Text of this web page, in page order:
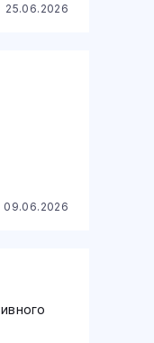
25.06.2026
09.06.2026